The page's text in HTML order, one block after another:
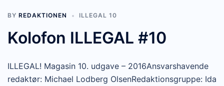
BY REDAKTIONEN ILLEGAL 10
Kolofon ILLEGAL #10
ILLEGAL! Magasin 10. udgave – 2016Ansvarshavende
redaktør: Michael Lodberg OlsenRedaktionsgruppe: Ida